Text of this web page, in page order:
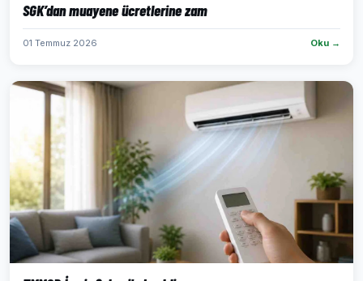
SGK’dan muayene ücretlerine zam
01 Temmuz 2026 Oku →